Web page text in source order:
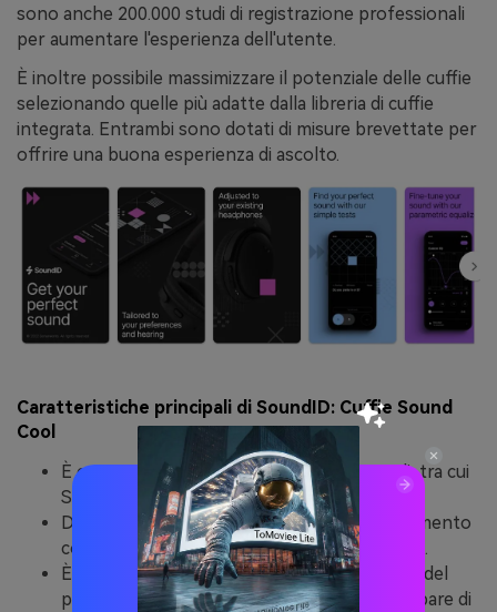
sono anche 200.000 studi di registrazione professionali
per aumentare l'esperienza dell'utente.
È inoltre possibile massimizzare il potenziale delle cuffie
selezionando quelle più adatte dalla libreria di cuffie
integrata. Entrambi sono dotati di misure brevettate per
offrire una buona esperienza di ascolto.
Caratteristiche principali di SoundID: Cuffie Sound
Cool
È compatibile con diversi software musicali, tra cui
Spotify, Apple Music, Pulse Music e Shuttle.
Dai profili delle cuffie all'audiometria, lo strumento
consente di personalizzare tutti gli indicatori.
È possibile ottenere la migliore qualità audio del
proprio smartphone senza doversi preoccupare di